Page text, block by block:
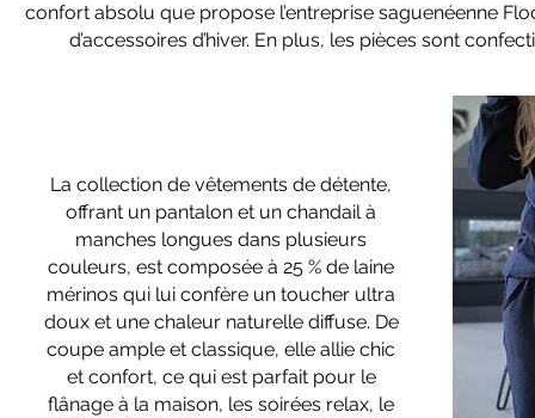
confort absolu que propose l’entreprise saguenéenne
d’accessoires d’hiver. En plus, les pièces sont
La collection de vêtements de détente,
offrant un pantalon et un chandail à
manches longues dans plusieurs
couleurs, est composée à 25 % de laine
mérinos qui lui confère un toucher ultra
doux et une chaleur naturelle diffuse. De
coupe ample et classique, elle allie chic
et confort, ce qui est parfait pour le
flânage à la maison, les soirées relax, le